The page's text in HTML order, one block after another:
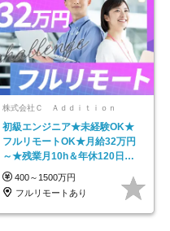
株式会社Ｃ Ａｄｄｉｔｉｏｎ
初級エンジニア★未経験OK★
フルリモートOK★月給32万円
～★残業月10h＆年休120日以
上★副業可
400～1500万円
フルリモートあり